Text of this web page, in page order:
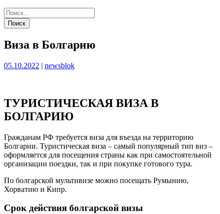
Виза в Болгарию
Опубликовано
05.10.2022 | Опубликовано
newsblok
ТУРИСТИЧЕСКАЯ ВИЗА В
БОЛГАРИЮ
Гражданам РФ требуется виза для въезда на территорию
Болгарии. Туристическая виза – самый популярный тип виз –
оформляется для посещения страны как при самостоятельной
организации поездки, так и при покупке готового тура.
По болгарской мультивизе можно посещать Румынию,
Хорватию и Кипр.
Срок действия болгарской визы